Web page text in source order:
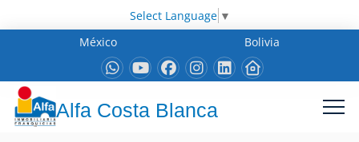
Select Language ▼
México
Bolivia
Alfa Costa Blanca